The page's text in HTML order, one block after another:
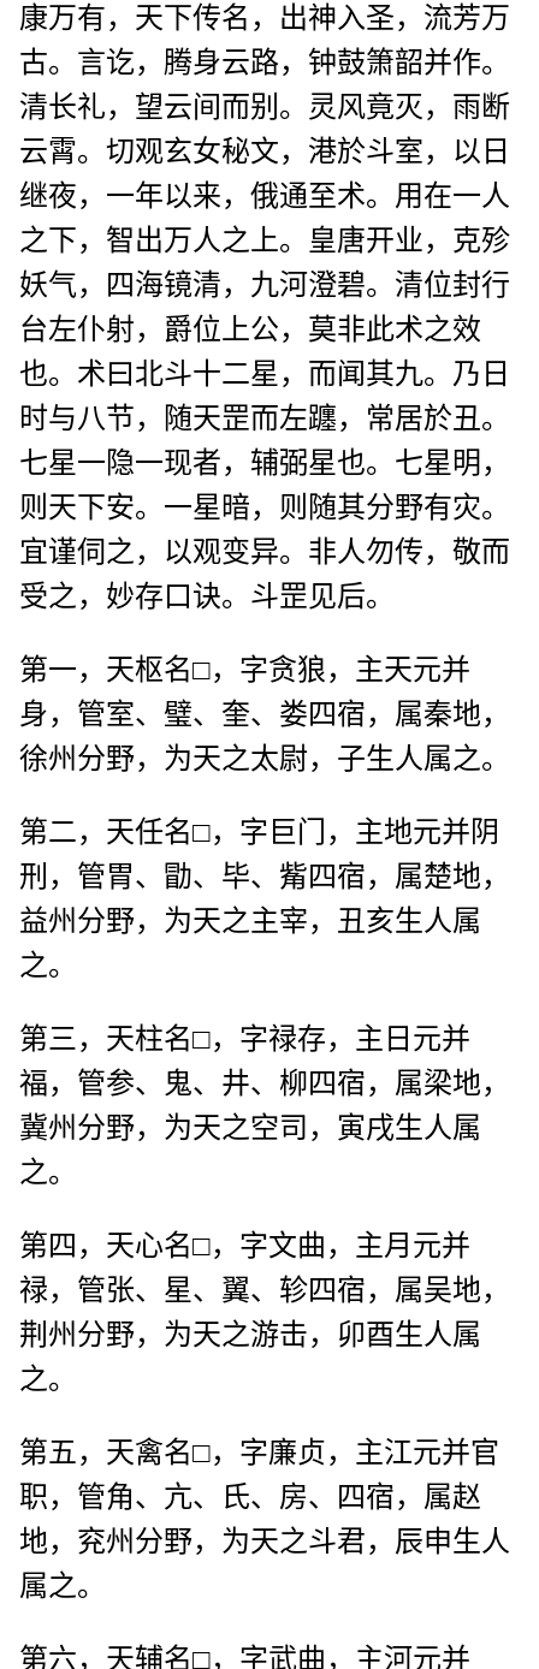
康万有，天下传名，出神入圣，流芳万
古。言讫，腾身云路，钟鼓箫韶并作。
清长礼，望云间而别。灵风竟灭，雨断
云霄。切观玄女秘文，港於斗室，以日
继夜，一年以来，俄通至术。用在一人
之下，智出万人之上。皇唐开业，克殄
妖气，四海镜清，九河澄碧。清位封行
台左仆射，爵位上公，莫非此术之效
也。术曰北斗十二星，而闻其九。乃日
时与八节，随天罡而左躔，常居於丑。
七星一隐一现者，辅弼星也。七星明，
则天下安。一星暗，则随其分野有灾。
宜谨伺之，以观变异。非人勿传，敬而
受之，妙存口诀。斗罡见后。
第一，天枢名□，字贪狼，主天元并
身，管室、璧、奎、娄四宿，属秦地，
徐州分野，为天之太尉，子生人属之。
第二，天任名□，字巨门，主地元并阴
刑，管胃、勖、毕、觜四宿，属楚地，
益州分野，为天之主宰，丑亥生人属
之。
第三，天柱名□，字禄存，主日元并
福，管参、鬼、井、柳四宿，属梁地，
冀州分野，为天之空司，寅戌生人属
之。
第四，天心名□，字文曲，主月元并
禄，管张、星、翼、轸四宿，属吴地，
荆州分野，为天之游击，卯酉生人属
之。
第五，天禽名□，字廉贞，主江元并官
职，管角、亢、氏、房、四宿，属赵
地，兖州分野，为天之斗君，辰申生人
属之。
第六，天辅名□，字武曲，主河元并